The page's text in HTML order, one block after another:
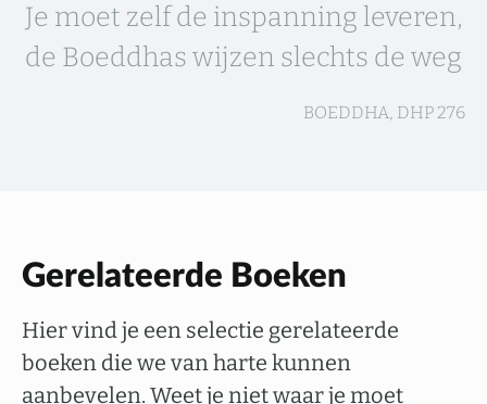
Je moet zelf de inspanning leveren,
de Boeddhas wijzen slechts de weg
BOEDDHA, DHP 276
Gerelateerde Boeken
Hier vind je een selectie gerelateerde
boeken die we van harte kunnen
aanbevelen. Weet je niet waar je moet